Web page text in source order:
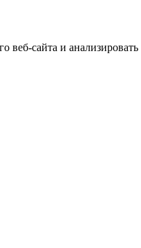
сайта и анализировать